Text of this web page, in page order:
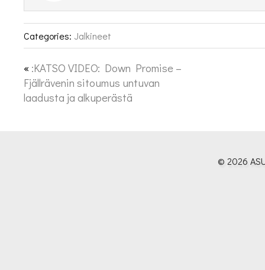
Categories: Jalkineet
« :KATSO VIDEO: Down Promise –
Fjällrävenin sitoumus untuvan
laadusta ja alkuperästä
© 2026